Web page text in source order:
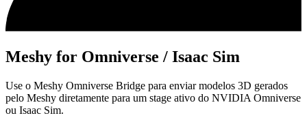
Meshy for Omniverse / Isaac Sim
Use o Meshy Omniverse Bridge para enviar modelos 3D gerados
pelo Meshy diretamente para um stage ativo do NVIDIA Omniverse
ou Isaac Sim.